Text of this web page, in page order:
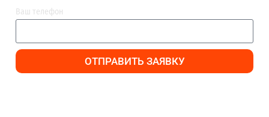
Ваш телефон
ОТПРАВИТЬ ЗАЯВКУ